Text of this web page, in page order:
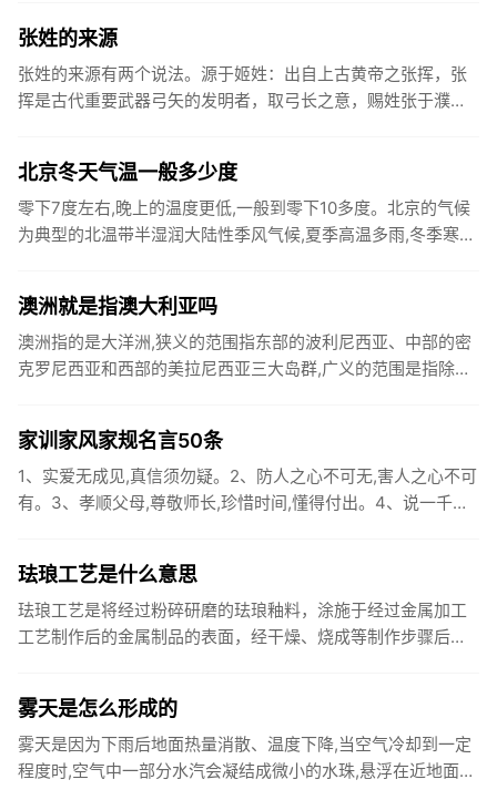
张姓的来源
张姓的来源有两个说法。源于姬姓：出自上古黄帝之张挥，张
挥是古代重要武器弓矢的发明者，取弓长之意，赐姓张于濮
北京冬天气温一般多少度
零下7度左右,晚上的温度更低,一般到零下10多度。北京的气候
为典型的北温带半湿润大陆性季风气候,夏季高温多雨,冬季寒冷
澳洲就是指澳大利亚吗
澳洲指的是大洋洲,狭义的范围指东部的波利尼西亚、中部的密
克罗尼西亚和西部的美拉尼西亚三大岛群,广义的范围是指除上
家训家风家规名言50条
1、实爱无成见,真信须勿疑。2、防人之心不可无,害人之心不可
有。3、孝顺父母,尊敬师长,珍惜时间,懂得付出。4、说一千道
珐琅工艺是什么意思
珐琅工艺是将经过粉碎研磨的珐琅釉料，涂施于经过金属加工
工艺制作后的金属制品的表面，经干燥、烧成等制作步骤后，
雾天是怎么形成的
雾天是因为下雨后地面热量消散、温度下降,当空气冷却到一定
程度时,空气中一部分水汽会凝结成微小的水珠,悬浮在近地面的